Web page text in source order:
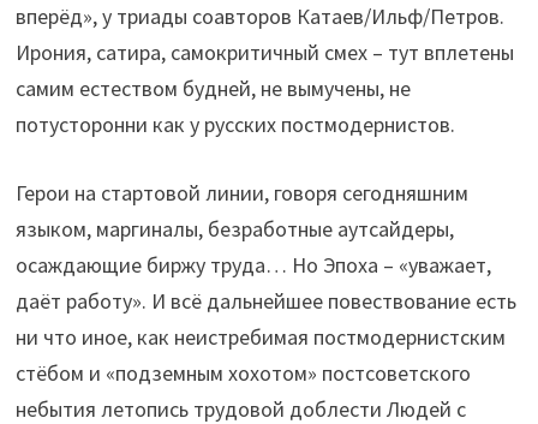
вперёд», у триады соавторов Катаев/Ильф/Петров.
Ирония, сатира, самокритичный смех – тут вплетены
самим естеством будней, не вымучены, не
потусторонни как у русских постмодернистов.
Герои на стартовой линии, говоря сегодняшним
языком, маргиналы, безработные аутсайдеры,
осаждающие биржу труда… Но Эпоха – «уважает,
даёт работу». И всё дальнейшее повествование есть
ни что иное, как неистребимая постмодернистским
стёбом и «подземным хохотом» постсоветского
небытия летопись трудовой доблести Людей с